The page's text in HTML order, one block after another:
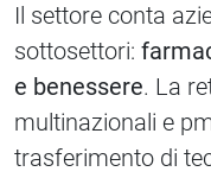
Il settore conta
sottosettori:
e benessere. La
multinazionali e
trasferimento di